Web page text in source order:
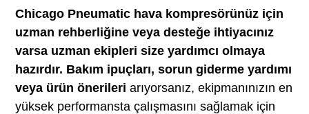
Chicago Pneumatic hava kompresörünüz için
uzman rehberliğine veya desteğe ihtiyacınız
varsa uzman ekipleri size yardımcı olmaya
hazırdır. Bakım ipuçları, sorun giderme yardımı
veya ürün önerileri arıyorsanız, ekipmanınızın en
yüksek performansta çalışmasını sağlamak için